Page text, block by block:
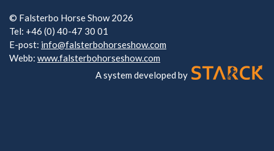
© Falsterbo Horse Show 2026
Tel: +46 (0) 40-47 30 01
E-post: info@falsterbohorseshow.com
Webb: www.falsterbohorseshow.com
A system developed by